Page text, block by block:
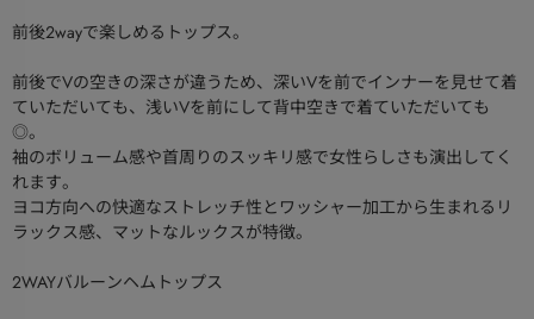
前後２wayで楽しめるトップス。
前後でVの空きの深さが違うため、深いVを前でインナーを見せて着
ていただいても、浅いVを前にして背中空きで着ていただいても
◎。
袖のボリューム感や首周りのスッキリ感で女性らしさも演出してく
れます。
ヨコ方向への快適なストレッチ性とワッシャー加工から生まれるリ
ラックス感、マットなルックスが特徴。
2WAYバルーンヘムトップス